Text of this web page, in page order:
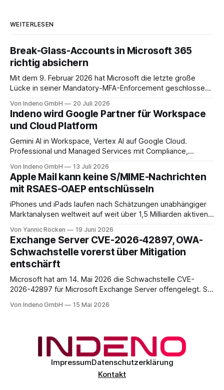
WEITERLESEN
Break-Glass-Accounts in Microsoft 365
richtig absichern
Mit dem 9. Februar 2026 hat Microsoft die letzte große
Lücke in seiner Mandatory-MFA-Enforcement geschlossen.
Microsoft 365 Admin Center anmeldet, einen zweiten
Faktor nachweisen. Für das Entra Admin Center, das Azure-
Portal und das Intune Admin Center gilt das
Von Indeno GmbH 20 Juli 2026
Indeno wird Google Partner für Workspace
und Cloud Platform
Gemini AI in Workspace, Vertex AI auf Google Cloud.
Professional und Managed Services mit Compliance,
DACH.
Von Indeno GmbH 13 Juli 2026
Apple Mail kann keine S/MIME-Nachrichten
mit RSAES-OAEP entschlüsseln
iPhones und iPads laufen nach Schätzungen unabhängiger
Marktanalysen weltweit auf weit über 1,5 Milliarden aktiven
im Bereich von 25 bis 30 Prozent auf Geschäftsumfelder,
also Smartphones und Tablets, die im beruflichen Kontext
genutzt werden, sei es als reines Diensthandy, als COPE-
Von Yannic Röcken 19 Juni 2026
Exchange Server CVE-2026-42897, OWA-
Schwachstelle vorerst über Mitigation
entschärft
Microsoft hat am 14. Mai 2026 die Schwachstelle CVE-
2026-42897 für Microsoft Exchange Server offengelegt. Sie
unauthentifizierten Angreifer, über eine speziell präparierte
Von Indeno GmbH 15 Mai 2026
ImpressumDatenschutzerklärung
Kontakt